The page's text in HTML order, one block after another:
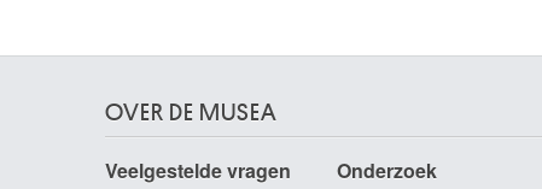
Davies Haydn
Toronto (Canada) 2008
OVER DE MUSEA
Veelgestelde vragen
Onderzoek